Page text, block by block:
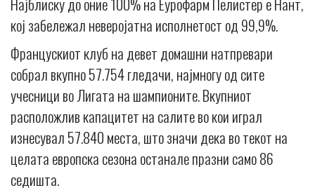
кој забележал неверојатна исполнетост од 99,9%.
Францускиот клуб на девет домашни натпревари
собрал вкупно 57.754 гледачи, најмногу од сите
учесници во Лигата на шампионите. Вкупниот
расположлив капацитет на салите во кои играл
изнесувал 57.840 места, што значи дека во текот на
целата европска сезона останале празни само 86
седишта.